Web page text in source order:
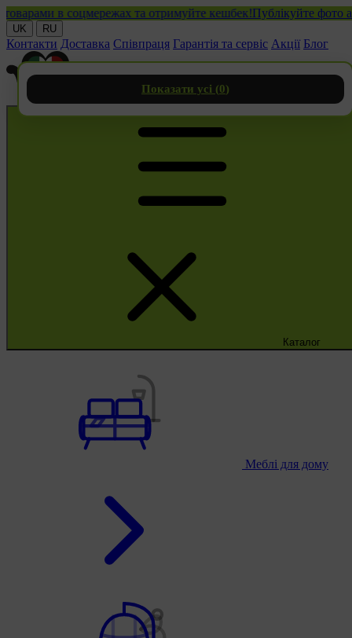
в соцмережах та отримуйте кешбек!Публікуйте фото або
UK RU
Контакти Доставка Співпраця Гарантія та сервіс Акції Блог
Каталог
Меблі для дому
Показати усі (0)